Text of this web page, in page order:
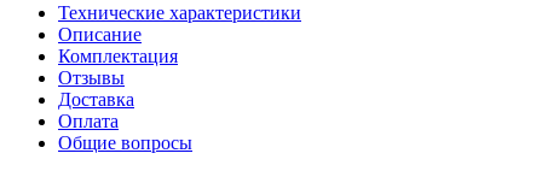
Технические характеристики
Описание
Комплектация
Отзывы
Доставка
Оплата
Общие вопросы